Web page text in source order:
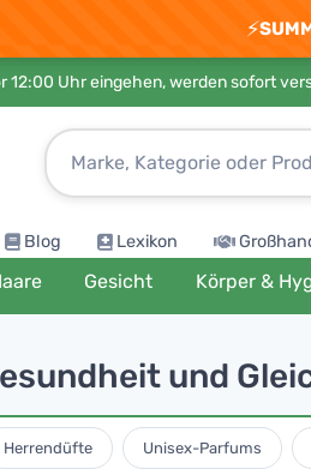
⚡
12:00 Uhr eingehen, werden sofort
Blog Lexikon
Gesicht Körper &
und
Herrendüfte Unisex-Parfums